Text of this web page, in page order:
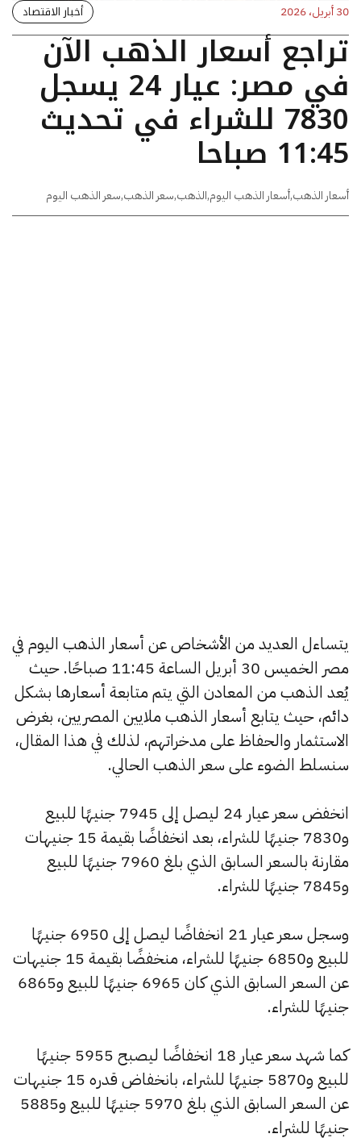
30 أبريل، 2026 أخبار الاقتصاد
تراجع أسعار الذهب الآن
في مصر: عيار 24 يسجل
7830 للشراء في تحديث
11:45 صباحا
أسعار الذهب,أسعار الذهب اليوم,الذهب,سعر الذهب,سعر الذهب اليوم
يتساءل العديد من الأشخاص عن أسعار الذهب اليوم في
مصر الخميس 30 أبريل الساعة 11:45 صباحًا. حيث
يُعد الذهب من المعادن التي يتم متابعة أسعارها بشكل
دائم، حيث يتابع أسعار الذهب ملايين المصريين، بغرض
الاستثمار والحفاظ على مدخراتهم، لذلك في هذا المقال،
سنسلط الضوء على سعر الذهب الحالي.
انخفض سعر عيار 24 ليصل إلى 7945 جنيهًا للبيع
و7830 جنيهًا للشراء، بعد انخفاضًا بقيمة 15 جنيهات
مقارنة بالسعر السابق الذي بلغ 7960 جنيهًا للبيع
و7845 جنيهًا للشراء.
وسجل سعر عيار 21 انخفاضًا ليصل إلى 6950 جنيهًا
للبيع و6850 جنيهًا للشراء، منخفضًا بقيمة 15 جنيهات
عن السعر السابق الذي كان 6965 جنيهًا للبيع و6865
جنيهًا للشراء.
كما شهد سعر عيار 18 انخفاضًا ليصبح 5955 جنيهًا
للبيع و5870 جنيهًا للشراء، بانخفاض قدره 15 جنيهات
عن السعر السابق الذي بلغ 5970 جنيهًا للبيع و5885
جنيهًا للشراء.